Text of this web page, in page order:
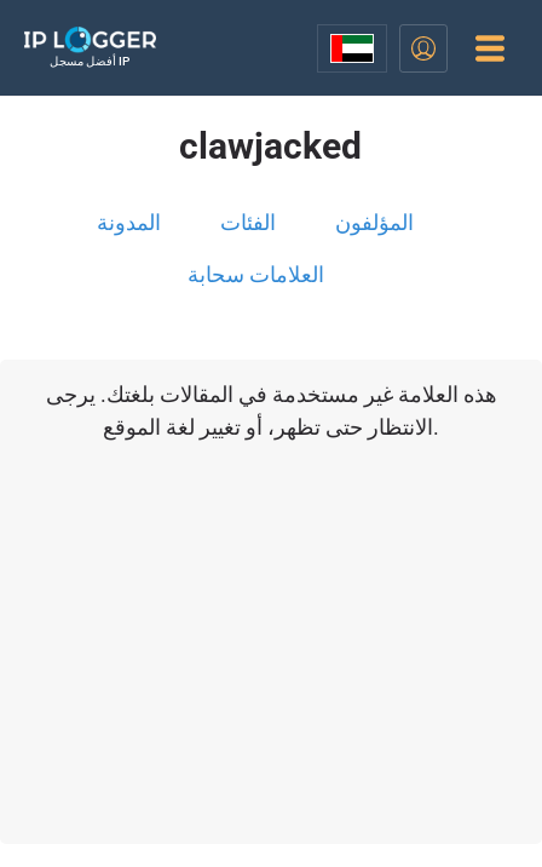
أفضل مسجل IP
clawjacked
المدونة الفئات المؤلفون
العلامات سحابة